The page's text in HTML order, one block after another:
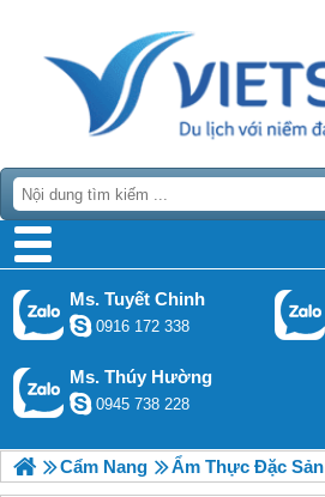
Ms. Tuyết Chinh
0916 172 338
Ms. Thúy Hường
0945 738 228
Cẩm Nang Ẩm Thực Đặc Sản